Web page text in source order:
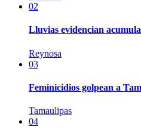
02
Lluvias evidencian
Reynosa
03
Feminicidios golpean a
Tamaulipas
04